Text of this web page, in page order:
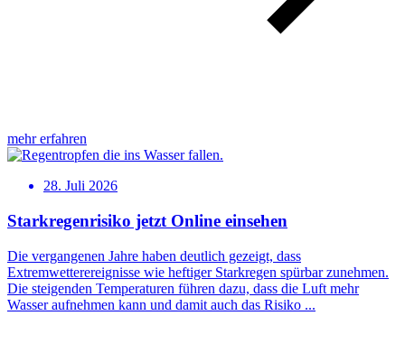
mehr erfahren
28. Juli 2026
Starkregenrisiko jetzt Online einsehen
Die vergangenen Jahre haben deutlich gezeigt, dass
Extremwetterereignisse wie heftiger Starkregen spürbar zunehmen.
Die steigenden Temperaturen führen dazu, dass die Luft mehr
Wasser aufnehmen kann und damit auch das Risiko ...